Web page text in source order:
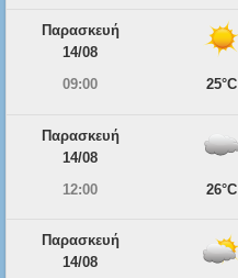
Παρασκευή
14/08
09:00
25°C
Παρασκευή
14/08
12:00
26°C
Παρασκευή
14/08